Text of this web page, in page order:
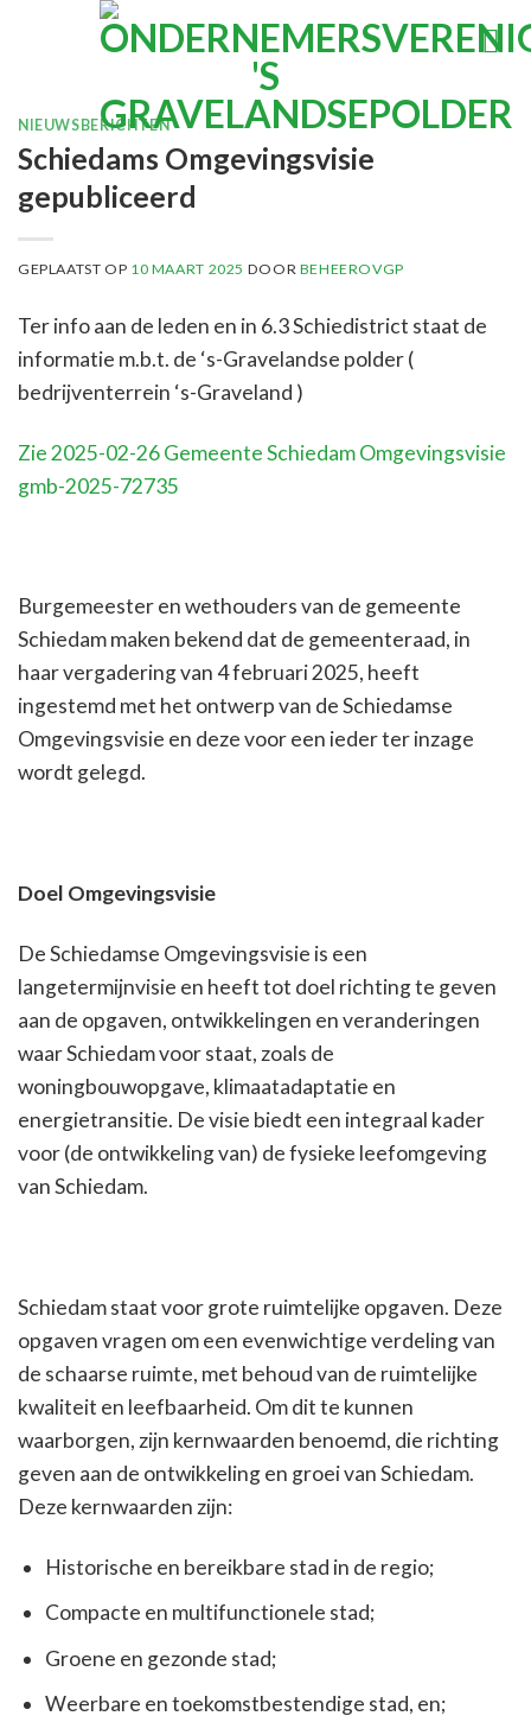
NIEUWSBERICHTEN
Schiedams Omgevingsvisie
gepubliceerd
GEPLAATST OP 10 MAART 2025 DOOR BEHEEROVGP
Ter info aan de leden en in 6.3 Schiedistrict staat de
informatie m.b.t. de ‘s-Gravelandse polder (
bedrijventerrein ‘s-Graveland )
Zie 2025-02-26 Gemeente Schiedam Omgevingsvisie
gmb-2025-72735
Burgemeester en wethouders van de gemeente
Schiedam maken bekend dat de gemeenteraad, in
haar vergadering van 4 februari 2025, heeft
ingestemd met het ontwerp van de Schiedamse
Omgevingsvisie en deze voor een ieder ter inzage
wordt gelegd.
Doel Omgevingsvisie
De Schiedamse Omgevingsvisie is een
langetermijnvisie en heeft tot doel richting te geven
aan de opgaven, ontwikkelingen en veranderingen
waar Schiedam voor staat, zoals de
woningbouwopgave, klimaatadaptatie en
energietransitie. De visie biedt een integraal kader
voor (de ontwikkeling van) de fysieke leefomgeving
van Schiedam.
Schiedam staat voor grote ruimtelijke opgaven. Deze
opgaven vragen om een evenwichtige verdeling van
de schaarse ruimte, met behoud van de ruimtelijke
kwaliteit en leefbaarheid. Om dit te kunnen
waarborgen, zijn kernwaarden benoemd, die richting
geven aan de ontwikkeling en groei van Schiedam.
Deze kernwaarden zijn:
Historische en bereikbare stad in de regio;
Compacte en multifunctionele stad;
Groene en gezonde stad;
Weerbare en toekomstbestendige stad, en;